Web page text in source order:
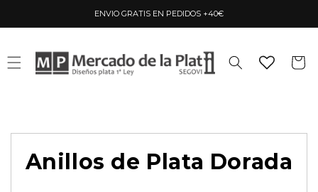
al contenido
ENVIO GRATIS EN PEDIDOS +40€
Carrito
Anillos de Plata Dorada